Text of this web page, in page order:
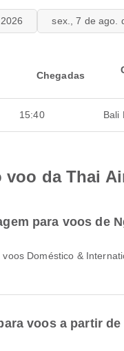
sex., 7 de ago.
Chegadas
15:40 Bali
da Thai
para voos de
voos a partir